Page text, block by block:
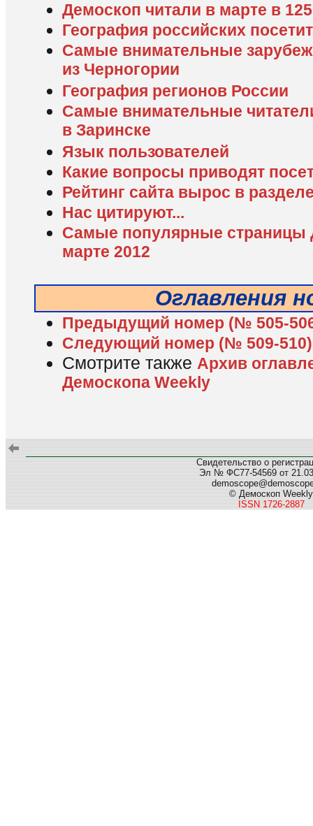
Демоскоп читали в марте в
География российских
Самые внимательные
из Черногории
География регионов России
Cамые внимательные
в Заринске
Язык пользователей
Какие вопросы приводят
Рейтинг сайта вырос в
Нас цитируют...
Самые популярные страницы
марте 2012
Оглавления
Предыдущий номер (№ 505-
Следующий номер (№ 509-510)
Смотрите также Архив
Демоскопа Weekly
Свидетельство о
Эл № ФС77-54569 от
© Демоскоп Weekly
ISSN 1726-2887